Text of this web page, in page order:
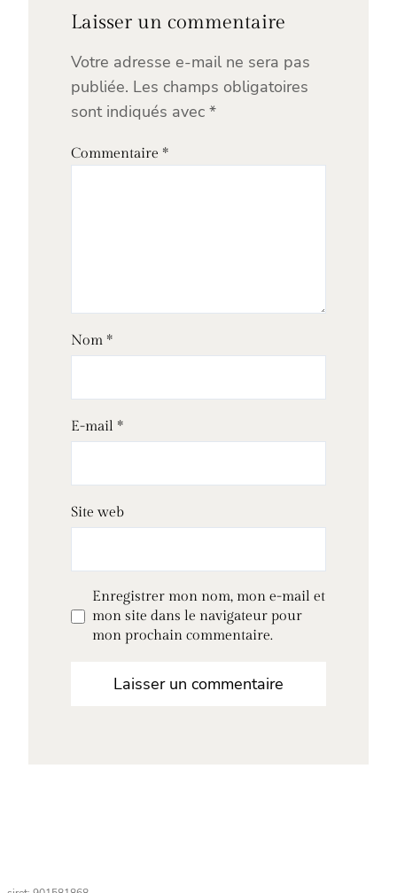
Laisser un commentaire
Votre adresse e-mail ne sera pas
publiée. Les champs obligatoires
sont indiqués avec *
Commentaire *
Nom *
E-mail *
Site web
Enregistrer mon nom, mon e-mail et
mon site dans le navigateur pour
mon prochain commentaire.